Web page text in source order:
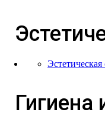
Гигиена